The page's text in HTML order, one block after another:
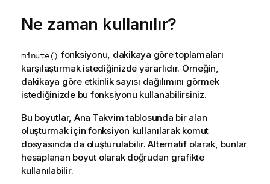
Ne zaman kullanılır?
minute() fonksiyonu, dakikaya göre toplamaları
karşılaştırmak istediğinizde yararlıdır. Örneğin,
dakikaya göre etkinlik sayısı dağılımını görmek
istediğinizde bu fonksiyonu kullanabilirsiniz.
Bu boyutlar, Ana Takvim tablosunda bir alan
oluşturmak için fonksiyon kullanılarak komut
dosyasında da oluşturulabilir. Alternatif olarak, bunlar
hesaplanan boyut olarak doğrudan grafikte
kullanılabilir.